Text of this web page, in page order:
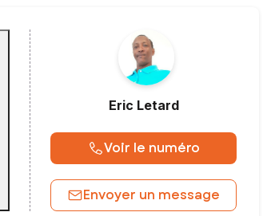
Eric Letard
Voir le numéro
Envoyer un message